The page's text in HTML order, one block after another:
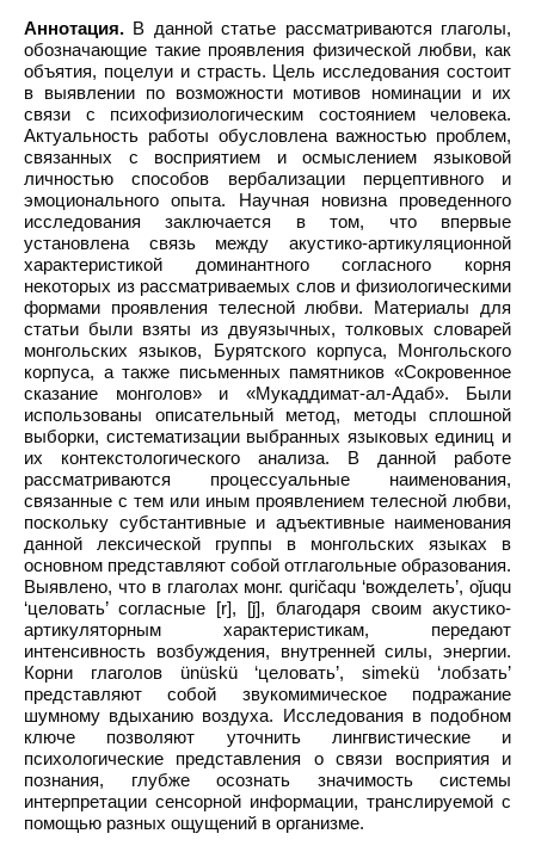
Аннотация. В данной статье рассматриваются глаголы,
обозначающие такие проявления физической любви, как
объятия, поцелуи и страсть. Цель исследования состоит
в выявлении по возможности мотивов номинации и их
связи с психофизиологическим состоянием человека.
Актуальность работы обусловлена важностью проблем,
связанных с восприятием и осмыслением языковой
личностью способов вербализации перцептивного и
эмоционального опыта. Научная новизна проведенного
исследования заключается в том, что впервые
установлена связь между акустико-артикуляционной
характеристикой доминантного согласного корня
некоторых из рассматриваемых слов и физиологическими
формами проявления телесной любви. Материалы для
статьи были взяты из двуязычных, толковых словарей
монгольских языков, Бурятского корпуса, Монгольского
корпуса, а также письменных памятников «Сокровенное
сказание монголов» и «Мукаддимат-ал-Адаб». Были
использованы описательный метод, методы сплошной
выборки, систематизации выбранных языковых единиц и
их контекстологического анализа. В данной работе
рассматриваются процессуальные наименования,
связанные с тем или иным проявлением телесной любви,
поскольку субстантивные и адъективные наименования
данной лексической группы в монгольских языках в
основном представляют собой отглагольные образования.
Выявлено, что в глаголах монг. quričaqu ‘вожделеть’, oǰuqu
‘целовать’ согласные [r], [ǰ], благодаря своим акустико-
артикуляторным характеристикам, передают
интенсивность возбуждения, внутренней силы, энергии.
Корни глаголов ünüskü ‘целовать’, simekü ‘лобзать’
представляют собой звукомимическое подражание
шумному вдыханию воздуха. Исследования в подобном
ключе позволяют уточнить лингвистические и
психологические представления о связи восприятия и
познания, глубже осознать значимость системы
интерпретации сенсорной информации, транслируемой с
помощью разных ощущений в организме.